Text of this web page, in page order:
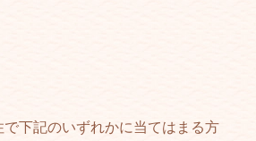
で下記のいずれかに当てはまる方